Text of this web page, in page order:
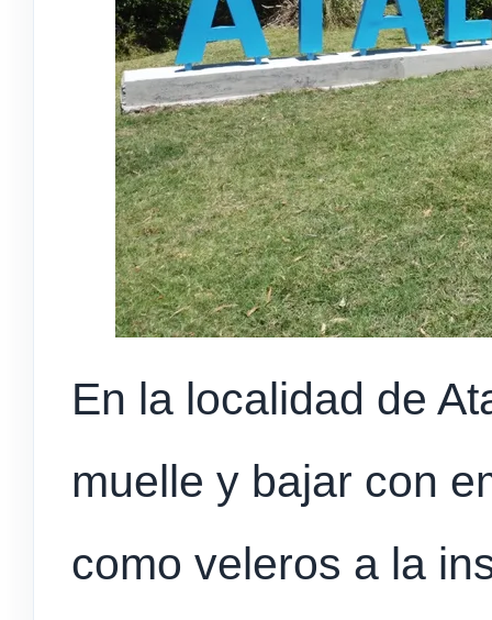
En la localidad de
muelle y bajar con
como veleros a la